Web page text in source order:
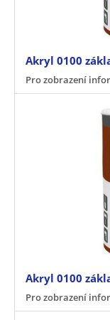
Akryl 0100
Pro zobrazení
Akryl 0100
Pro zobrazení